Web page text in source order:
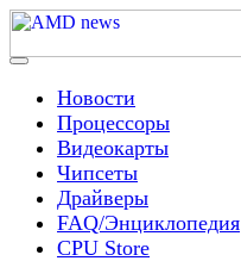
Skip
content
AMD news
Menu
Новости
Процессоры
Видеокарты
Чипсеты
Драйверы
FAQ/Энциклопедия
CPU Store